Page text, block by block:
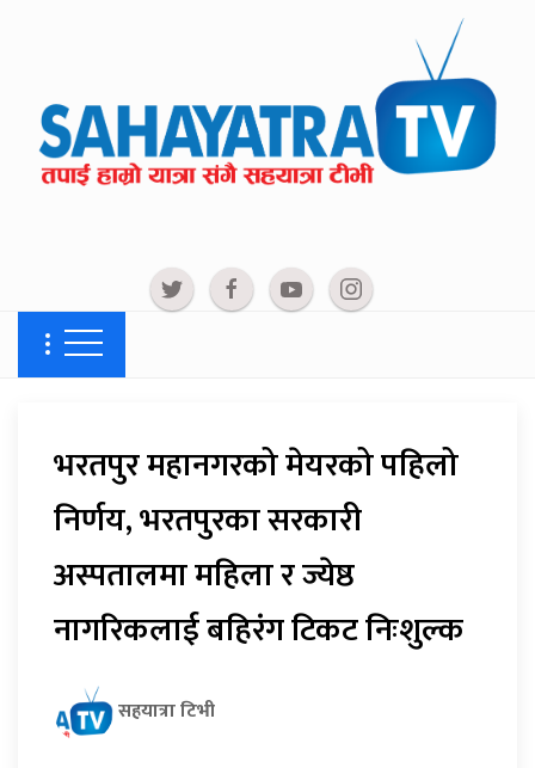
भरतपुर महानगरको मेयरको पहिलो
निर्णय, भरतपुरका सरकारी
अस्पतालमा महिला र ज्येष्ठ
नागरिकलाई बहिरंग टिकट निःशुल्क
सहयात्रा टिभी